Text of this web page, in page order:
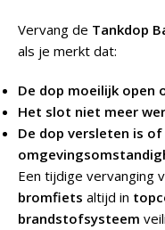
Vervang de Tankdop
als je merkt dat:
De dop moeilijk open
Het slot niet meer
De dop versleten is
Een tijdige vervanging
bromfiets altijd in
brandstofsysteem